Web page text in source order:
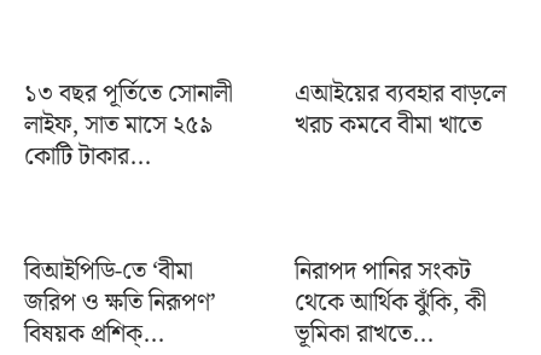
১৩ বছর পূর্তিতে সোনালী
লাইফ, সাত মাসে ২৫৯
কোটি টাকার...
এআইয়ের ব্যবহার বাড়লে
খরচ কমবে বীমা খাতে
বিআইপিডি-তে ‘বীমা
জরিপ ও ক্ষতি নিরূপণ’
বিষয়ক প্রশিক্...
নিরাপদ পানির সংকট
থেকে আর্থিক ঝুঁকি, কী
ভূমিকা রাখতে...